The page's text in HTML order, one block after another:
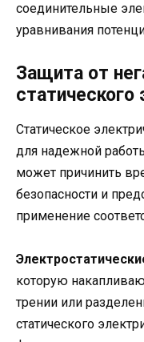
соединительные
уравнивания
Защита от
статического
Статическое
для надежной
может причинить
безопасности и
применение
которую
трении или
статического